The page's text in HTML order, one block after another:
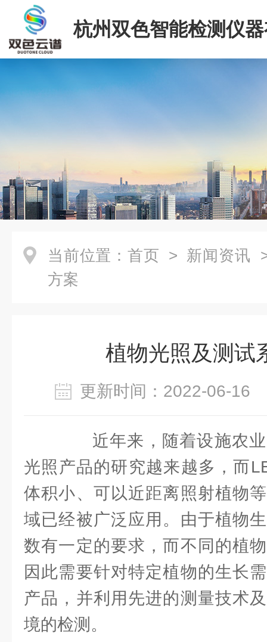
杭州双色智能检测仪
司
当前位置： 首页 > 新闻资讯
方案
植物光照及测试
更新时间：2022-06-
近年来，随着设施农业
光照产品的研究越来越多，而
体积小、可以近距离照射植物
域已经被广泛应用。由于植物
数有一定的要求，而不同的植
因此需要针对特定植物的生长
产品，并利用先进的测量技术
境的检测。